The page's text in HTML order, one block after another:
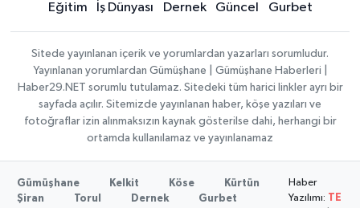
Eğitim
İş Dünyası Dernek Güncel Gurbet
Sitede yayınlanan içerik ve yorumlardan yazarları sorumludur.
Yayınlanan yorumlardan Gümüşhane | Gümüşhane Haberleri |
Haber29.NET sorumlu tutulamaz. Sitedeki tüm harici linkler ayrı bir
sayfada açılır. Sitemizde yayınlanan haber, köşe yazıları ve
fotoğraflar izin alınmaksızın kaynak gösterilse dahi, herhangi bir
ortamda kullanılamaz ve yayınlanamaz
Gümüşhane Kelkit Köse
Kürtün
Şiran
Torul Dernek Gurbet
Haber
Yazılımı: TE